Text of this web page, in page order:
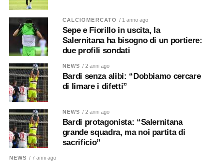
CALCIOMERCATO / 1 anno ago
Sepe e Fiorillo in uscita, la
Salernitana ha bisogno di un portiere:
due profili sondati
NEWS / 2 anni ago
Bardi senza alibi: “Dobbiamo cercare
di limare i difetti”
NEWS / 2 anni ago
Bardi protagonista: “Salernitana
grande squadra, ma noi partita di
sacrificio”
NEWS / 7 anni ago